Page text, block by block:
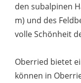
den subalpinen
m) und des
volle Schönheit
Oberried bietet
können in